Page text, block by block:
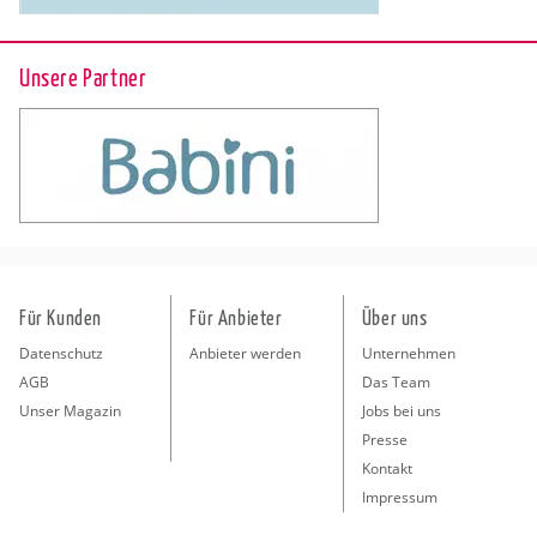
Unsere Partner
Für Kunden
Datenschutz
AGB
Unser Magazin
Für Anbieter
Anbieter werden
Über uns
Unternehmen
Das Team
Jobs bei uns
Presse
Kontakt
Impressum